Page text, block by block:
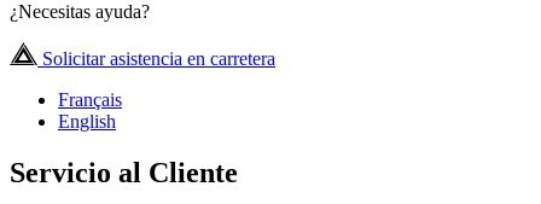
¿Necesitas ayuda?
Solicitar asistencia en carretera
Français
English
Servicio al Cliente